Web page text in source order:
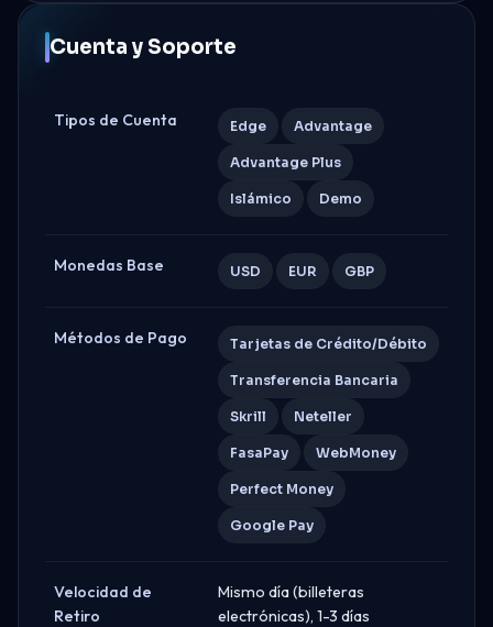
Cuenta y Soporte
Tipos de Cuenta Edge Advantage
Advantage Plus
Islámico Demo
Monedas Base USD EUR GBP
Métodos de Pago Tarjetas de Crédito/Débito
Transferencia Bancaria
Skrill Neteller
FasaPay WebMoney
Perfect Money
Google Pay
Velocidad de
Retiro
Mismo día (billeteras
electrónicas), 1-3 días